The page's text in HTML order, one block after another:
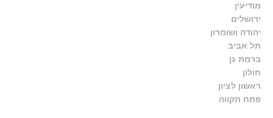
מודיעין
ירושלים
יהודה ושומרון
תל אביב
ברמת גן
חולון
ראשון לציון
פתח תקווה